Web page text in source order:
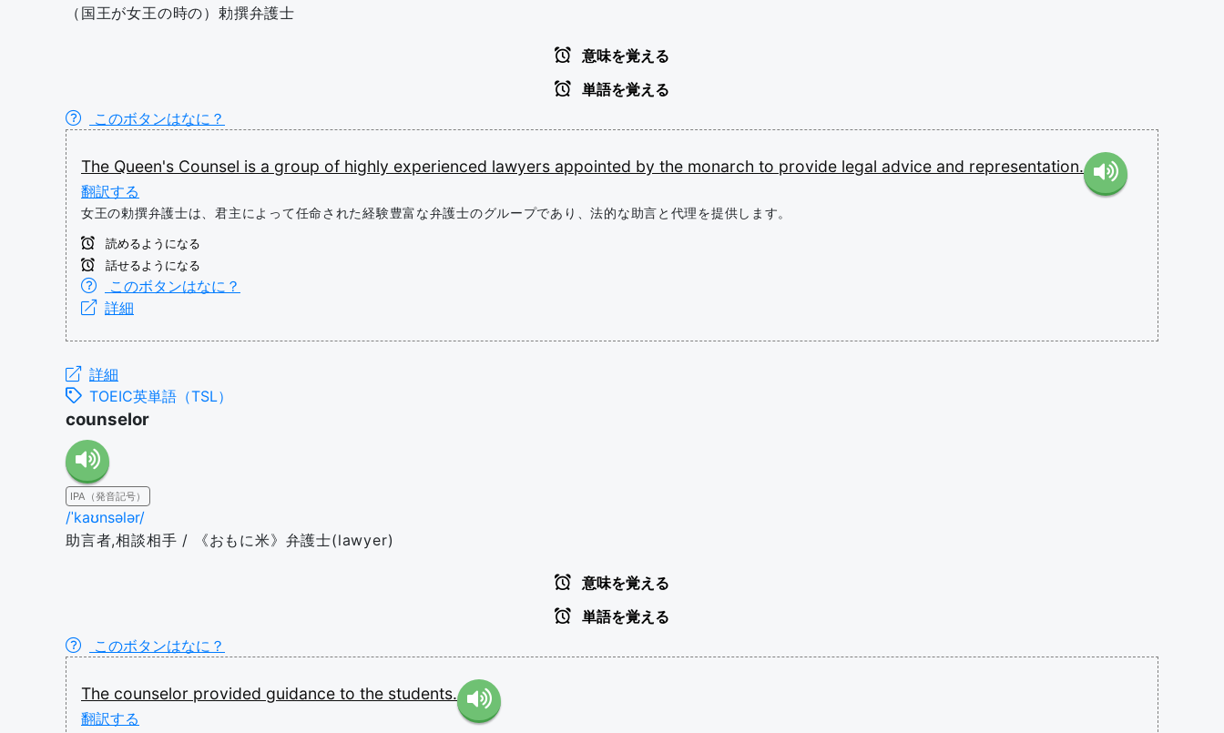
（国王が女王の時の）勅撰弁護士
意味を覚える
単語を覚える
このボタンはなに？
The Queen's Counsel is a group of highly experienced lawyers appointed by the monarch to provide legal advice and representation.
翻訳する
女王の勅撰弁護士は、君主によって任命された経験豊富な弁護士のグループであり、法的な助言と代理を提供します。
読めるようになる
話せるようになる
このボタンはなに？
詳細
詳細
TOEIC英単語（TSL）
counselor
IPA（発音記号）
/ˈkaʊnsələr/
助言者,相談相手 / 《おもに米》弁護士(lawyer)
意味を覚える
単語を覚える
このボタンはなに？
The counselor provided guidance to the students.
翻訳する